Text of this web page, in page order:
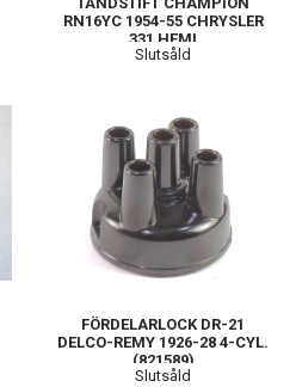
RN16YC 1954-55 CHRYSLER
331 HEMI
Slutsåld
FÖRDELARLOCK DR-21
DELCO-REMY 1926-28 4-CYL.
(821589)
Slutsåld